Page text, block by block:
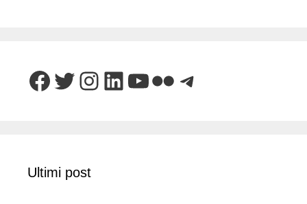
Facebook
Twitter
Instagram
LinkedIn
YouTube
FlickrTelegram
Ultimi post